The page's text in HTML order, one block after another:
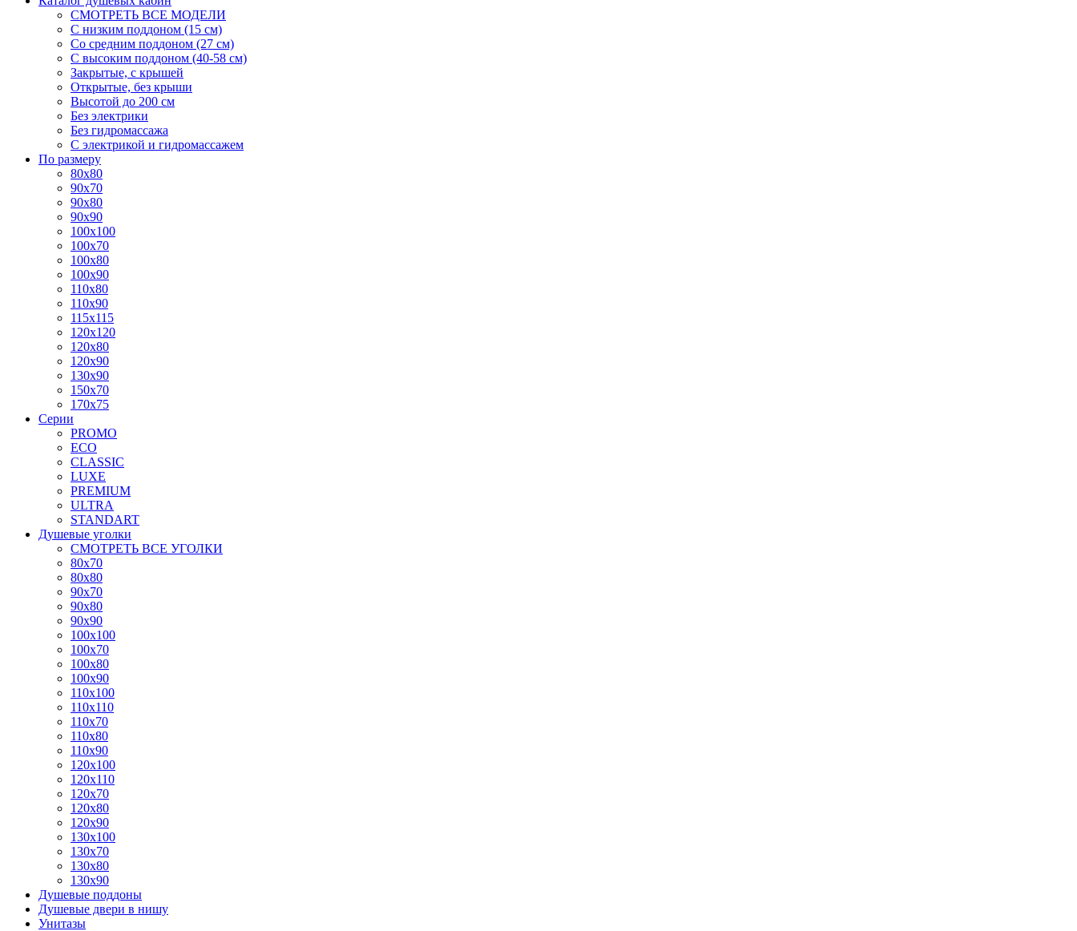
СМОТРЕТЬ ВСЕ МОДЕЛИ
С низким поддоном (15 см)
Со средним поддоном (27 см)
С высоким поддоном (40-58 см)
Закрытые, с крышей
Открытые, без крыши
Высотой до 200 см
Без электрики
Без гидромассажа
С электрикой и гидромассажем
По размеру
80x80
90x70
90x80
90x90
100x100
100x70
100x80
100x90
110x80
110x90
115x115
120x120
120x80
120x90
130x90
150x70
170x75
Серии
PROMO
ECO
CLASSIC
LUXE
PREMIUM
ULTRA
STANDART
Душевые уголки
СМОТРЕТЬ ВСЕ УГОЛКИ
80x70
80x80
90x70
90x80
90x90
100x100
100x70
100x80
100x90
110x100
110x110
110x70
110x80
110x90
120x100
120x110
120x70
120x80
120x90
130x100
130x70
130x80
130x90
Душевые поддоны
Душевые двери в нишу
Унитазы